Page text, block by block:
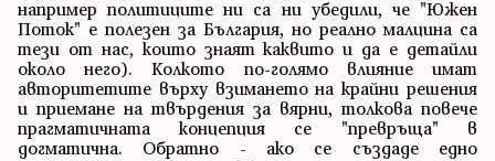
например политиците ни са ни убедили, че "Южен
Поток" е полезен за България, но реално малцина са
тези от нас, които знаят каквито и да е детайли
около него). Колкото по-голямо влияние имат
авторитетите върху взимането на крайни решения
и приемане на твърдения за вярни, толкова повече
прагматичната концепция се "превръща" в
догматична. Обратно - ако се създаде едно